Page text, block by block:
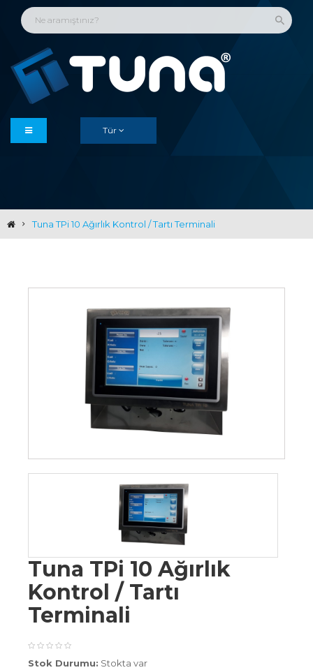
Tür
Tuna TPi 10 Ağırlık Kontrol / Tartı Terminali
Tuna TPi 10 Ağırlık
Kontrol / Tartı
Terminali
Stok Durumu: Stokta var